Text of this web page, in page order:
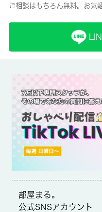
保険名/保険期間
-/2年
保証会社の利用 利用料の100
賃貸区分/契約期間
一般/-
取引形態
備考
ご相談はもちろん無料。お気
部屋まる。
公式SNSアカウント